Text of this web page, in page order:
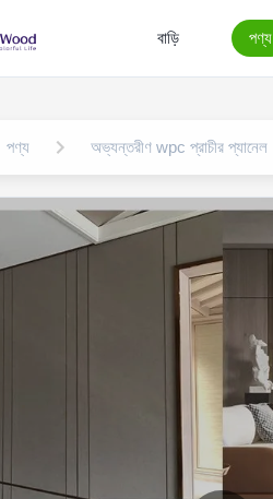
বাড়ি পণ্য
পণ্য অভ্যন্তরীণ wpc প্রাচীর প্যানেল